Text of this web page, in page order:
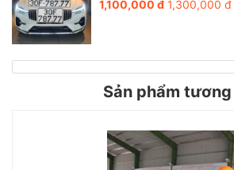
1,100,000 đ 1,300,000 đ
Sản phẩm